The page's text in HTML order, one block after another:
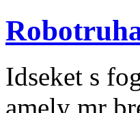
Idseket s
amely mr